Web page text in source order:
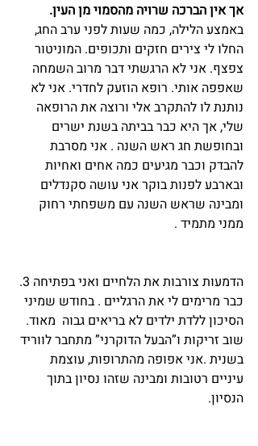
אך אין הברכה שרויה מהסמוי מן העין.
באמצע הלילה, כמה שעות לפני ערב החג,
החלו לי צירים חזקים ותכופים. המוניטור
צפצף. אני לא הרגשתי דבר מרוב השמחה
שאפפה אותי. רופא הוזעק לחדרי. אני לא
נותנת לו להתקרב אלי ורוצה את הרופאה
שלי, אך היא כבר בביתה בשנת ישרים
ובחופשת חג ראש השנה . אני מסרבת
להבדק וכבר מגיעים כמה אחים ואחיות
ובארבע לפנות בוקר אני עושה סקנדלים
ומבינה שראש השנה עם משפחתי רחוק
ממני מתמיד .
הדמעות צורבות את הלחיים ואני בפתיחה 3.
כבר מרימים לי את הרגליים . בחודש שמיני
הסיכון ללדת ילדים לא בריאים גבוה  מאוד.
שוב זריקות ו”הבעל הדוקרני” מתחבר לווריד
בשנית .אני אפופה מהתרופות, עוצמת
עיניים רטובות ומבינה שזהו נסיון בתוך
הנסיון.